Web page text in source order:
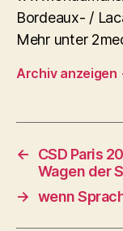
Bordeaux- /
Mehr unter
Archiv anzeigen
←
CSD Paris
Wagen der
→ wenn